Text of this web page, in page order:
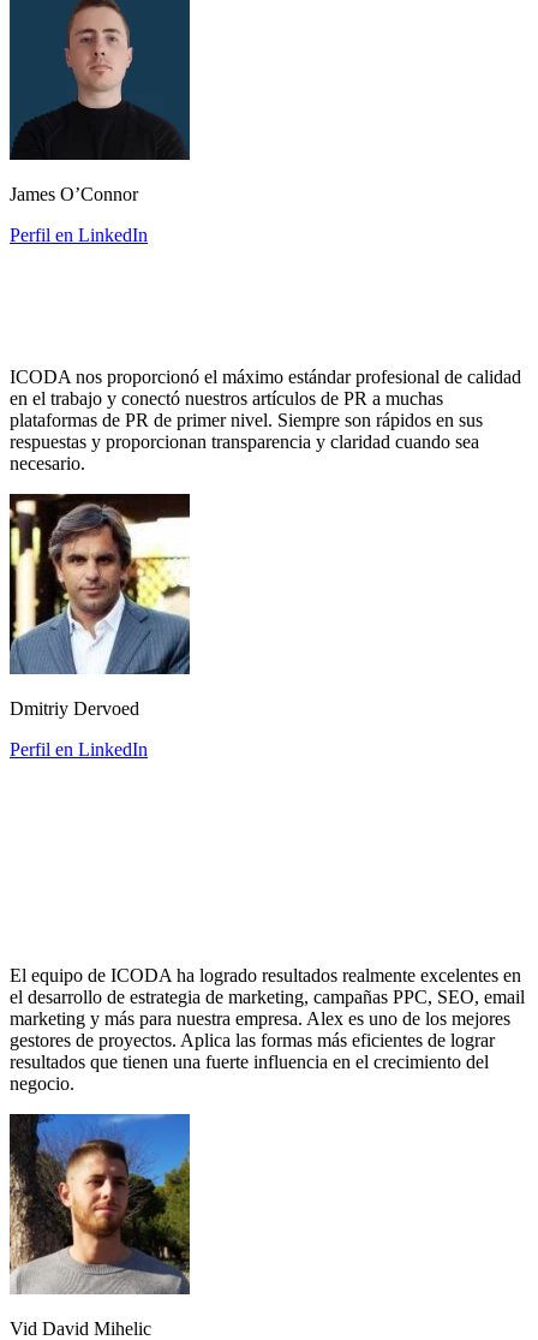
James O’Connor
Perfil en LinkedIn
ICODA nos proporcionó el máximo estándar profesional de calidad
en el trabajo y conectó nuestros artículos de PR a muchas
plataformas de PR de primer nivel. Siempre son rápidos en sus
respuestas y proporcionan transparencia y claridad cuando sea
necesario.
Dmitriy Dervoed
Perfil en LinkedIn
El equipo de ICODA ha logrado resultados realmente excelentes en
el desarrollo de estrategia de marketing, campañas PPC, SEO, email
marketing y más para nuestra empresa. Alex es uno de los mejores
gestores de proyectos. Aplica las formas más eficientes de lograr
resultados que tienen una fuerte influencia en el crecimiento del
negocio.
Vid David Mihelic